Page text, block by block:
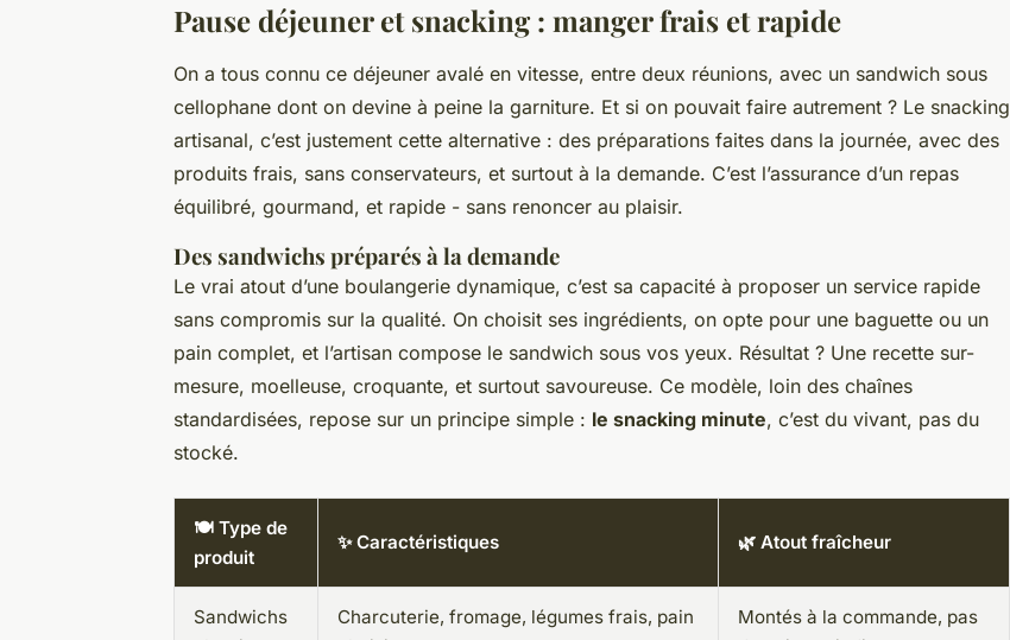
Pause déjeuner et snacking : manger frais et rapide
On a tous connu ce déjeuner avalé en vitesse, entre deux réunions, avec un sandwich sous
cellophane dont on devine à peine la garniture. Et si on pouvait faire autrement ? Le snacking
artisanal, c’est justement cette alternative : des préparations faites dans la journée, avec des
produits frais, sans conservateurs, et surtout à la demande. C’est l’assurance d’un repas
équilibré, gourmand, et rapide - sans renoncer au plaisir.
Des sandwichs préparés à la demande
Le vrai atout d’une boulangerie dynamique, c’est sa capacité à proposer un service rapide
sans compromis sur la qualité. On choisit ses ingrédients, on opte pour une baguette ou un
pain complet, et l’artisan compose le sandwich sous vos yeux. Résultat ? Une recette sur-
mesure, moelleuse, croquante, et surtout savoureuse. Ce modèle, loin des chaînes
standardisées, repose sur un principe simple : le snacking minute, c’est du vivant, pas du
stocké.
🍽️ Type de
produit
✨ Caractéristiques 🌿 Atout fraîcheur
Sandwichs
Charcuterie, fromage, légumes frais, pain
Montés à la commande, pas